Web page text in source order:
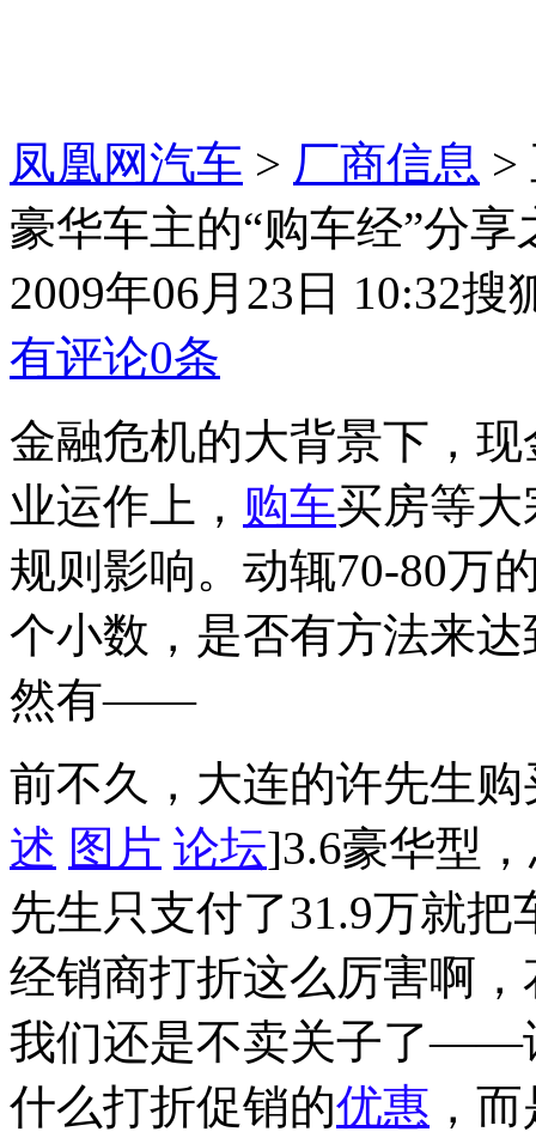
凤凰网汽车 > 厂商信息 >
豪华车主的“购车经”分
2009年06月23日 10:32搜
有评论0条
金融危机的大背景下，
业运作上， 购车买房等
规则影响。动辄70-80万
个小数，是否有方法来
然有——
前不久，大连的许先生
述 图片 论坛]3.6豪华型
先生只支付了31.9万就
经销商打折这么厉害啊
我们还是不卖关子了——
什么打折促销的优惠 ，